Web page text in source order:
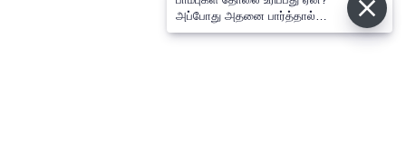
அப்போது அதனை பார்த்தால்
பழிவாங்குமா?